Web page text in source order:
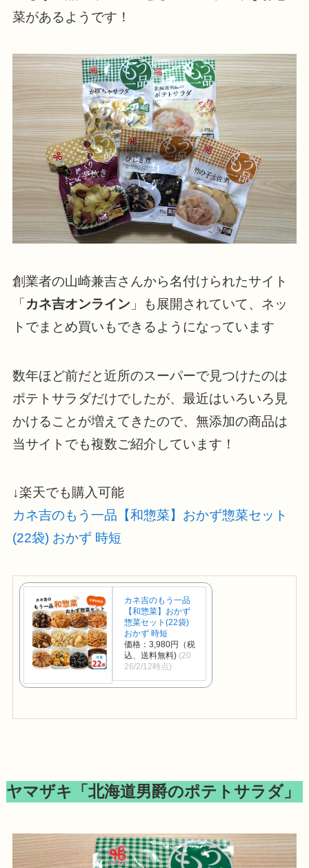
菜があるようです！
創業者の山崎兼吉さんから名付けられたサイト
「 カネ吉オンライン 」も展開されていて、ネッ
トでまとめ買いもできるようになっています
数年ほど前だと近所のスーパーで見つけたのは
ポテトサラダだけでしたが、最近はいろいろ見
かけることが増えてきたので、無添加の商品は
当サイトでも複数ご紹介しています！
↓楽天でも購入可能
カネ吉のもう一品【和惣菜】おかず惣菜セット
(22袋) おかず 時短
カネ吉のもう一品
【和惣菜】おかず
惣菜セット(22袋)
おかず 時短
価格：3,980円（税
込、送料無料) (20
26/2/12時点)
ヤマザキ「北海道男爵のポテトサラダ」